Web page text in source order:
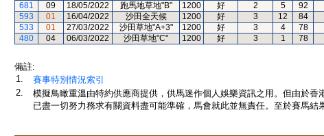
681
09 18/05/2022 跑馬地草地"B" 1200 好 2 5 92
593
01 16/04/2022 沙田全天候 1200 好 3 12 84
533
01 27/03/2022 沙田草地"A+3" 1200 好 3 4 78
480
04 06/03/2022 沙田草地"C" 1200 好 3 1 78
備註:
1.
賽事特別情況索引
2.
模擬鳥瞰重溫由特約供應商提供，供馬迷作個人娛樂資訊之用。但由於
已盡一切努力務求有關資料盡可能準確，馬會就此並無責任。至於賽馬結